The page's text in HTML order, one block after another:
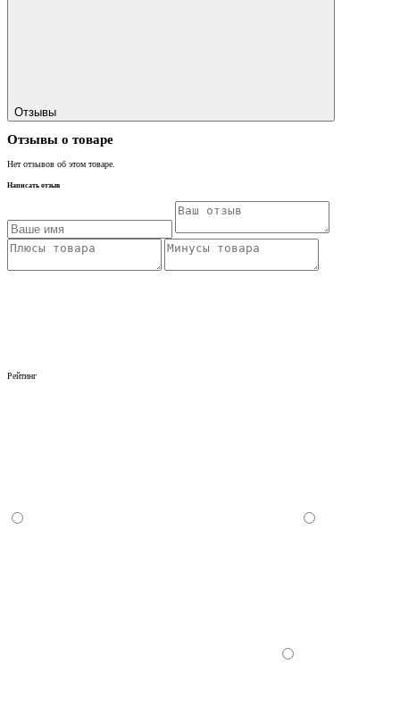
Отзывы
Отзывы о товаре
Нет отзывов об этом товаре.
Написать отзыв
Рейтинг